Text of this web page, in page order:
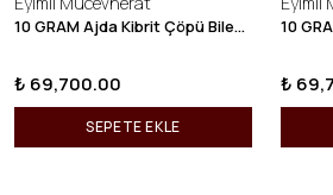
10 GRAM Ajda Kibrit Çöpü Bilezik 22 Ayar 22BLZ003
₺ 69,700.00
SEPETE EKLE
₺